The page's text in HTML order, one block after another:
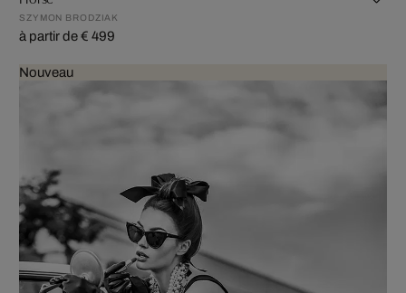
SZYMON BRODZIAK
à partir de € 499
Nouveau